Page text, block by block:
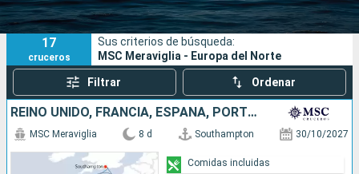
Puertos Compañías
Buscar
17
cruceros
Sus criterios de búsqueda:
MSC Meraviglia - Europa del Norte
Filtrar Ordenar
REINO UNIDO, FRANCIA, ESPAÑA, PORTUGAL
MSC Meraviglia 8 d Southampton 30/10/2027
Comidas incluidas